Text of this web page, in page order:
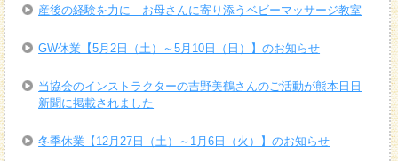
産後の経験を力に―お母さんに寄り添うベビーマッサージ教室
GW休業【5月2日（土）～5月10日（日）】のお知らせ
当協会のインストラクターの吉野美鶴さんのご活動が熊本日日
新聞に掲載されました
冬季休業【12月27日（土）～1月6日（火）】のお知らせ